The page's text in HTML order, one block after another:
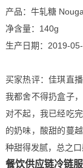
产品：牛轧糖
净含量：140g
生产日期：2019-
买家热评：佳琪直
我都舍不得扔盒子
对不起，我已经吃
的奶味，酸甜的蔓
种甜得发腻，总之口
餐饮供应链冷链